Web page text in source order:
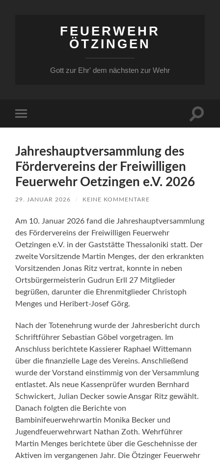
FEUERWEHR
ÖTZINGEN
Gott zur Ehr' dem nächsten zur Wehr
Menü
Jahreshauptversammlung des
Fördervereins der Freiwilligen
Feuerwehr Oetzingen e.V. 2026
29. JANUAR 2026 / KEINE KOMMENTARE
Am 10. Januar 2026 fand die Jahreshauptversammlung
des Fördervereins der Freiwilligen Feuerwehr
Oetzingen e.V. in der Gaststätte Thessaloniki statt. Der
zweite Vorsitzende Martin Menges, der den erkrankten
Vorsitzenden Jonas Ritz vertrat, konnte in neben
Ortsbürgermeisterin Gudrun Erll 27 Mitglieder
begrüßen, darunter die Ehrenmitglieder Christoph
Menges und Heribert-Josef Görg.
Nach der Totenehrung wurde der Jahresbericht durch
Schriftführer Sebastian Göbel vorgetragen. Im
Anschluss berichtete Kassierer Raphael Wittemann
über die finanzielle Lage des Vereins. Anschließend
wurde der Vorstand einstimmig von der Versammlung
entlastet. Als neue Kassenprüfer wurden Bernhard
Schwickert, Julian Decker sowie Ansgar Ritz gewählt.
Danach folgten die Berichte von
Bambinifeuerwehrwartin Monika Becker und
Jugendfeuerwehrwart Nathan Zoth. Wehrführer
Martin Menges berichtete über die Geschehnisse der
Aktiven im vergangenen Jahr. Die Ötzinger Feuerwehr